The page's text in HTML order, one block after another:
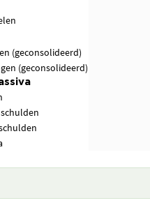
(geconsolideerd)
(geconsolideerd)